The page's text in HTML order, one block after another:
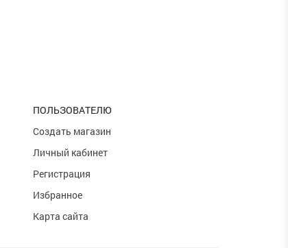
ПОЛЬЗОВАТЕЛЮ
Создать магазин
Личный кабинет
Регистрация
Избранное
Карта сайта